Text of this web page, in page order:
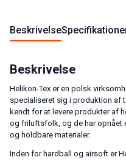
Beskrivelse
Beskrivelse
Helikon-Tex er en polsk
specialiseret sig i produktion af
kendt for at levere produkter af
og friluftsfolk, og de har opnået
og holdbare materialer.
Inden for hardball og airsoft er